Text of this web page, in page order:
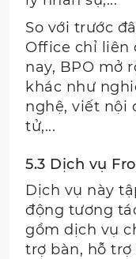
So với trước
Office chỉ liên
nay, BPO mở
khác như
nghệ, viết nội
tử,...
5.3 Dịch vụ
Dịch vụ này
động tương
gồm dịch vụ
trợ bàn, hỗ